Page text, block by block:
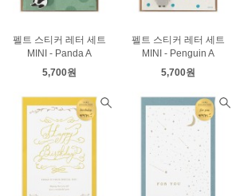
펠트 스티커 레터 세트
MINI - Panda A
5,700원
펠트 스티커 레터 세트
MINI - Penguin A
5,700원